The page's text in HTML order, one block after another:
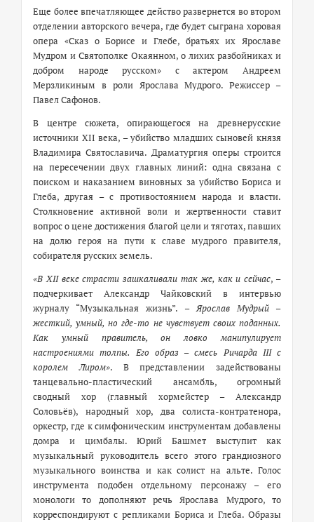
Еще более впечатляющее действо развернется во втором
отделении авторского вечера, где будет сыграна хоровая
опера «Сказ о Борисе и Глебе, братьях их Ярославе
Мудром и Святополке Окаянном, о лихих разбойниках и
добром народе русском» с актером Андреем
Мерзликиным в роли Ярослава Мудрого. Режиссер –
Павел Сафонов.
В центре сюжета, опирающегося на древнерусские
источники XII века, – убийство младших сыновей князя
Владимира Святославича. Драматургия оперы строится
на пересечении двух главных линий: одна связана с
поиском и наказанием виновных за убийство Бориса и
Глеба, другая – с противостоянием народа и власти.
Столкновение активной воли и жертвенности ставит
вопрос о цене достижения благой цели и тяготах, павших
на долю героя на пути к славе мудрого правителя,
собирателя русских земель.
«В XII веке страсти зашкаливали так же, как и сейчас, –
подчеркивает Александр Чайковский в интервью
журналу “Музыкальная жизнь”. –Ярослав Мудрый –
жесткий, умный, но где-то не чувствует своих поданных.
Как умный правитель, он ловко манипулирует
настроениями толпы. Его образ – смесь Ричарда III c
королем Лиром». В представлении задействованы
танцевально-пластический ансамбль, огромный
сводный хор (главный хормейстер – Александр
Соловьёв), народный хор, два солиста-контратенора,
оркестр, где к симфоническим инструментам добавлены
домра и цимбалы. Юрий Башмет выступит как
музыкальный руководитель всего этого грандиозного
музыкального воинства и как солист на альте. Голос
инструмента подобен отдельному персонажу – его
монологи то дополняют речь Ярослава Мудрого, то
корреспондируют с репликами Бориса и Глеба. Образы